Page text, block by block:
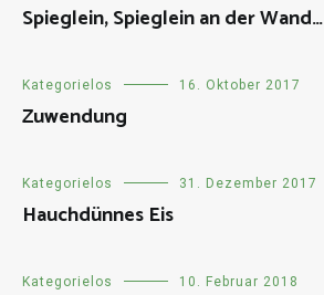
Spieglein, Spieglein an der Wand…
Kategorielos 16. Oktober 2017
Zuwendung
Kategorielos 31. Dezember 2017
Hauchdünnes Eis
Kategorielos 10. Februar 2018